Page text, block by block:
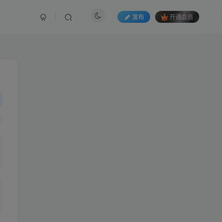
发布 开通会员